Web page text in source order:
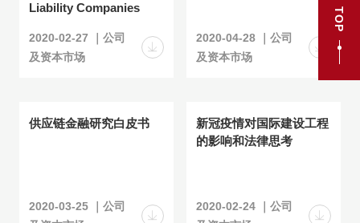
TOP
Liability Companies
2020-02-27 ｜公司
及资本市场
2020-04-28 ｜公司
及资本市场
供应链金融研究白皮书
2020-03-25 ｜公司
新冠疫情对国际建设工程
的影响和法律思考
2020-02-24 ｜公司